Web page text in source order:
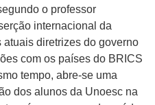
o professor
internacional da
diretrizes do governo
com os países do BRICS
tempo, abre-se uma
dos alunos da Unoesc na